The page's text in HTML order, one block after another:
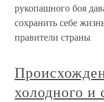
рукопашного боя
сохранить себе
правители страны
холодного и